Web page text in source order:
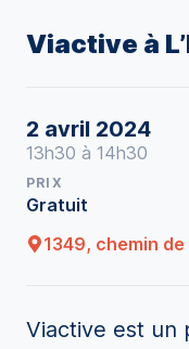
Viactive à
2 avril 2024
13h30 à 14h30
PRIX
Gratuit
1349, chemin
Viactive est un